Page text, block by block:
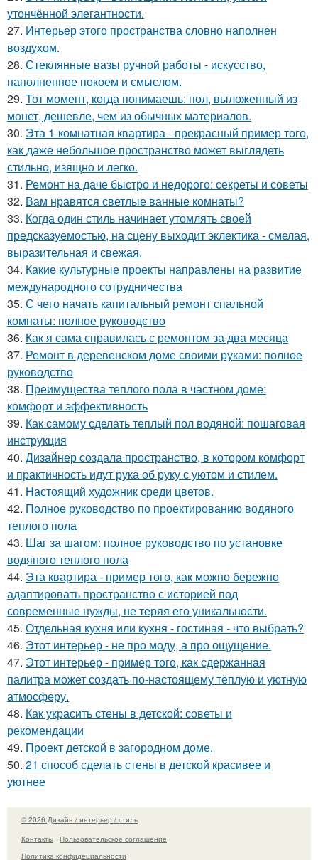
утончённой элегантности.
27. Интерьер этого пространства словно наполнен
воздухом.
28. Стеклянные вазы ручной работы - искусство,
наполненное покоем и смыслом.
29. Тот момент, когда понимаешь: пол, выложенный из
монет, дешевле, чем из обычных материалов.
30. Эта 1-комнатная квартира - прекрасный пример того,
как даже небольшое пространство может выглядеть
стильно, изящно и легко.
31. Ремонт на даче быстро и недорого: секреты и советы
32. Вам нравятся светлые ванные комнаты?
33. Когда один стиль начинает утомлять своей
предсказуемостью, на сцену выходит эклектика - смелая,
выразительная и свежая.
34. Какие культурные проекты направлены на развитие
международного сотрудничества
35. С чего начать капитальный ремонт спальной
комнаты: полное руководство
36. Как я сама справилась с ремонтом за два месяца
37. Ремонт в деревенском доме своими руками: полное
руководство
38. Преимущества теплого пола в частном доме:
комфорт и эффективность
39. Как самому сделать теплый пол водяной: пошаговая
инструкция
40. Дизайнер создала пространство, в котором комфорт
и практичность идут рука об руку с уютом и стилем.
41. Настоящий художник среди цветов.
42. Полное руководство по проектированию водяного
теплого пола
43. Шаг за шагом: полное руководство по установке
водяного теплого пола
44. Эта квартира - пример того, как можно бережно
адаптировать пространство с историей под
современные нужды, не теряя его уникальности.
45. Отдельная кухня или кухня - гостиная - что выбрать?
46. Этот интерьер - не про моду, а про ощущение.
47. Этот интерьер - пример того, как сдержанная
палитра может создать по-настоящему тёплую и уютную
атмосферу.
48. Как украсить стены в детской: советы и
рекомендации
49. Проект детской в загородном доме.
50. 21 способ сделать стены в детской красивее и
уютнее
© 2026 Дизайн / интерьер / стиль
Контакты
Пользовательское соглашение
Политика конфидециальности